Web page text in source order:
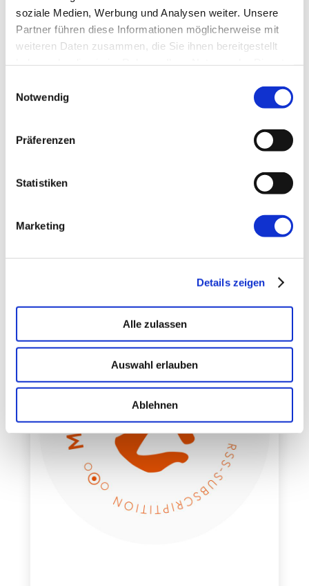
soziale Medien, Werbung und Analysen weiter. Unsere
Partner führen diese Informationen möglicherweise mit
weiteren Daten zusammen, die Sie ihnen bereitgestellt
Notwendig
Präferenzen
Statistiken
Marketing
Details zeigen
Alle zulassen
Auswahl erlauben
Ablehnen
E-Mail-Adresse
Website
Styleguide, Pattern Library &